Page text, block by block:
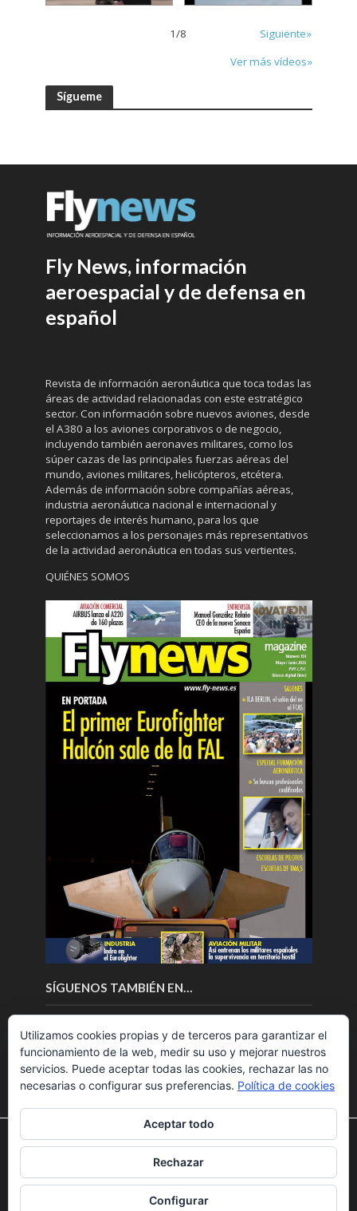
1/8
Siguiente»
Ver más vídeos»
Sígueme
Fly News, información
aeroespacial y de defensa en
español
Revista de información aeronáutica que toca todas las
áreas de actividad relacionadas con este estratégico
sector. Con información sobre nuevos aviones, desde
el A380 a los aviones corporativos o de negocio,
incluyendo también aeronaves militares, como los
súper cazas de las principales fuerzas aéreas del
mundo, aviones militares, helicópteros, etcétera.
Además de información sobre compañías aéreas,
industria aeronáutica nacional e internacional y
reportajes de interés humano, para los que
seleccionamos a los personajes más representativos
de la actividad aeronáutica en todas sus vertientes.
QUIÉNES SOMOS
SÍGUENOS TAMBIÉN EN…
Copyright © 2018.Fly News.Noticias aerospacial
UAS aviación comercial
Utilizamos cookies para ofrecerte la mejor experiencia en
nuestra web.
Puedes aprender más sobre qué cookies utilizamos o
desactivarlas en losajustes.
Utilizamos cookies propias y de terceros para garantizar el
funcionamiento de la web, medir su uso y mejorar nuestros
servicios. Puede aceptar todas las cookies, rechazar las no
necesarias o configurar sus preferencias. Política de cookies
Aceptar todo
Rechazar
Configurar